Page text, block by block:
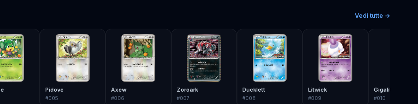
Vedi tutte →
Pidove
#005
Axew
#006
Zoroark
#007
Ducklett
#008
Litwick
#009
Gigalith
#010